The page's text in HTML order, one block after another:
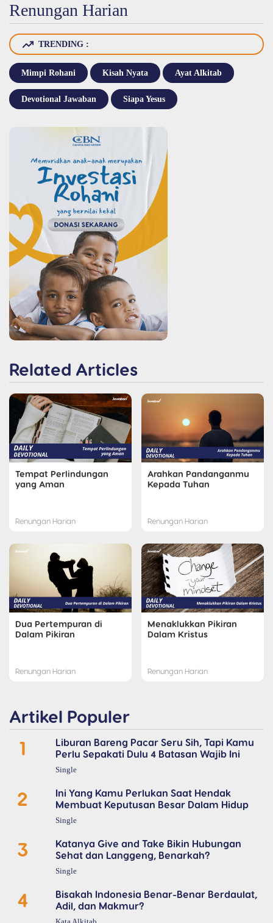
Renungan Harian
TRENDING :
Mimpi Rohani Kisah Nyata Ayat Alkitab
Devotional Jawaban Siapa Yesus
Related Articles
Tempat Perlindungan
yang Aman
Renungan Harian
Arahkan Pandanganmu
Kepada Tuhan
Renungan Harian
Dua Pertempuran di
Dalam Pikiran
Renungan Harian
Menaklukkan Pikiran
Dalam Kristus
Renungan Harian
Artikel Populer
1
Liburan Bareng Pacar Seru Sih, Tapi Kamu
Perlu Sepakati Dulu 4 Batasan Wajib Ini
Single
2
Ini Yang Kamu Perlukan Saat Hendak
Membuat Keputusan Besar Dalam Hidup
Single
3
Katanya Give and Take Bikin Hubungan
Sehat dan Langgeng, Benarkah?
Single
4
Bisakah Indonesia Benar-Benar Berdaulat,
Adil, dan Makmur?